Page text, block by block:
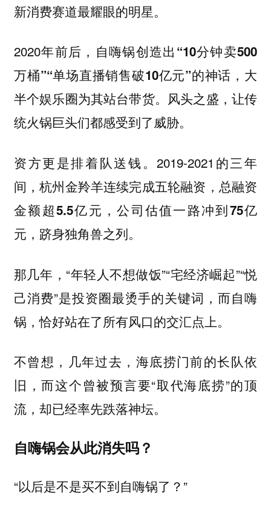
新消费赛道最耀眼的明星。
2020年前后，自嗨锅创造出 “10分钟卖500
万桶”“单场直播销售破10亿元”的神话，大
半个娱乐圈为其站台带货。 风头之盛，让传
统火锅巨头们都感受到了威胁。
资方更是排着队送钱。2019-2021的三年
间，杭州金羚羊连续完成五轮融资， 总融资
金额超5.5亿元，公司估值一路冲到75亿
元， 跻身独角兽之列。
那几年，“年轻人不想做饭”“宅经济崛起”“悦
己消费”是投资圈最烫手的关键词，而自嗨
锅，恰好站在了所有风口的交汇点上。
不曾想，几年过去，海底捞门前的长队依
旧，而这个曾被预言要“取代海底捞”的顶
流，却已经率先跌落神坛。
自嗨锅会从此消失吗？
“以后是不是买不到自嗨锅了？”